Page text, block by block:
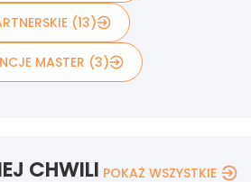
(13)
MASTER (3)
CHWILI POKAŻ WSZYSTKIE